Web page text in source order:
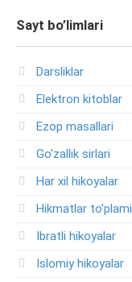
Sayt bo’limlari
Darsliklar
Elektron kitoblar
Ezop masallari
Go'zallik sirlari
Har xil hikoyalar
Hikmatlar to'plami
Ibratli hikoyalar
Islomiy hikoyalar